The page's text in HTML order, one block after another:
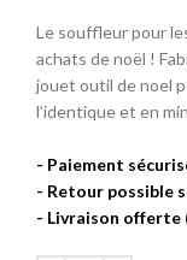
initial
était :
33,15 €.
Le souffleur pour
achats de noël !
jouet outil de noel
l’identique et en